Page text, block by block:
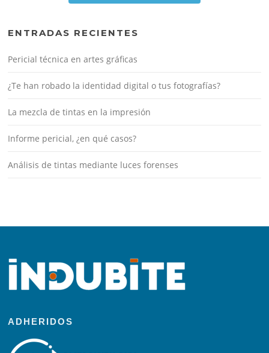
ENTRADAS RECIENTES
Pericial técnica en artes gráficas
¿Te han robado la identidad digital o tus fotografías?
La mezcla de tintas en la impresión
Informe pericial, ¿en qué casos?
Análisis de tintas mediante luces forenses
ADHERIDOS